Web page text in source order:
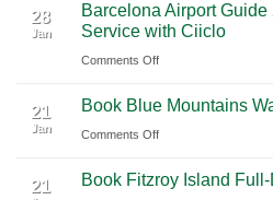
Playa
del
Carmen
Tulum
International
Airport
(BNA)
2026
Guide
to
Pudong
International
(PVG)
28
Jan
Barcelona Airport
Service with Ciiclo
Comments Offon
Airport
Guide
|
21
Jan
Book Blue Mountains
Comments Offon
Blue
21 Book Fitzroy Island